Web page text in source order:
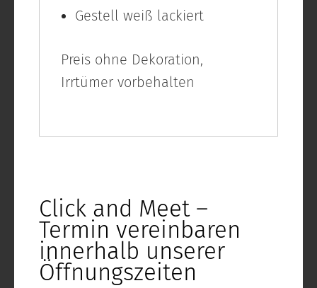
Gestell weiß lackiert
Preis ohne Dekoration,
Irrtümer vorbehalten
Click and Meet –
Termin vereinbaren
innerhalb unserer
Öffnungszeiten